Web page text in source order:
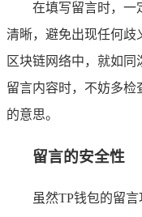
在填写留言时，一
清晰，避免出现任何歧
区块链网络中，就如
留言内容时，不妨多检
的意思。
留言的安全性
虽然TP钱包的留